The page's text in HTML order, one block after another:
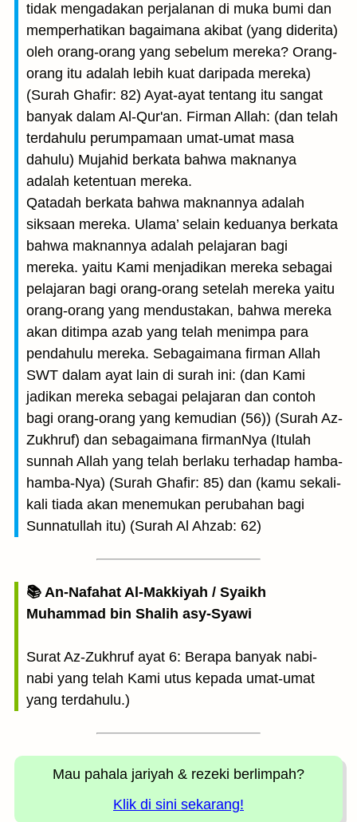
tidak mengadakan perjalanan di muka bumi dan
memperhatikan bagaimana akibat (yang diderita)
oleh orang-orang yang sebelum mereka? Orang-
orang itu adalah lebih kuat daripada mereka)
(Surah Ghafir: 82) Ayat-ayat tentang itu sangat
banyak dalam Al-Qur'an. Firman Allah: (dan telah
terdahulu perumpamaan umat-umat masa
dahulu) Mujahid berkata bahwa maknanya
adalah ketentuan mereka.
Qatadah berkata bahwa maknannya adalah
siksaan mereka. Ulama’ selain keduanya berkata
bahwa maknannya adalah pelajaran bagi
mereka. yaitu Kami menjadikan mereka sebagai
pelajaran bagi orang-orang setelah mereka yaitu
orang-orang yang mendustakan, bahwa mereka
akan ditimpa azab yang telah menimpa para
pendahulu mereka. Sebagaimana firman Allah
SWT dalam ayat lain di surah ini: (dan Kami
jadikan mereka sebagai pelajaran dan contoh
bagi orang-orang yang kemudian (56)) (Surah Az-
Zukhruf) dan sebagaimana firmanNya (Itulah
sunnah Allah yang telah berlaku terhadap hamba-
hamba-Nya) (Surah Ghafir: 85) dan (kamu sekali-
kali tiada akan menemukan perubahan bagi
Sunnatullah itu) (Surah Al Ahzab: 62)
📚 An-Nafahat Al-Makkiyah / Syaikh
Muhammad bin Shalih asy-Syawi
Surat Az-Zukhruf ayat 6: Berapa banyak nabi-
nabi yang telah Kami utus kepada umat-umat
yang terdahulu.)
Mau pahala jariyah & rezeki berlimpah?
Klik di sini sekarang!